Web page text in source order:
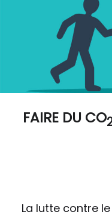
FAIRE DU CO
La lutte contre